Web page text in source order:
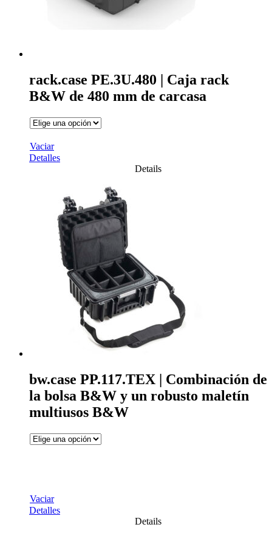
rack.case PE.3U.480 | Caja rack
B&W de 480 mm de carcasa
Vaciar
Detalles
Details
bw.case PP.117.TEX | Combinación de
la bolsa B&W y un robusto maletín
multiusos B&W
Vaciar
Detalles
Details